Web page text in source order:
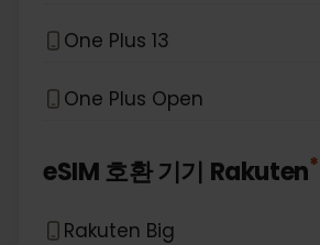
One Plus 13
One Plus Open
eSIM 호환 기기 Rakuten*
Rakuten Big